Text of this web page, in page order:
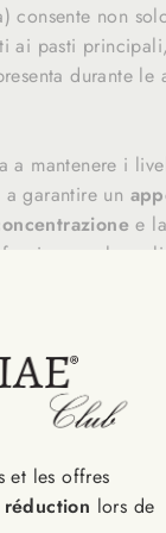
consente non
ai pasti
durante le
a mantenere i
garantire un
e la
al
attivo e
PER
chiedersicosa
et les offres
lors de